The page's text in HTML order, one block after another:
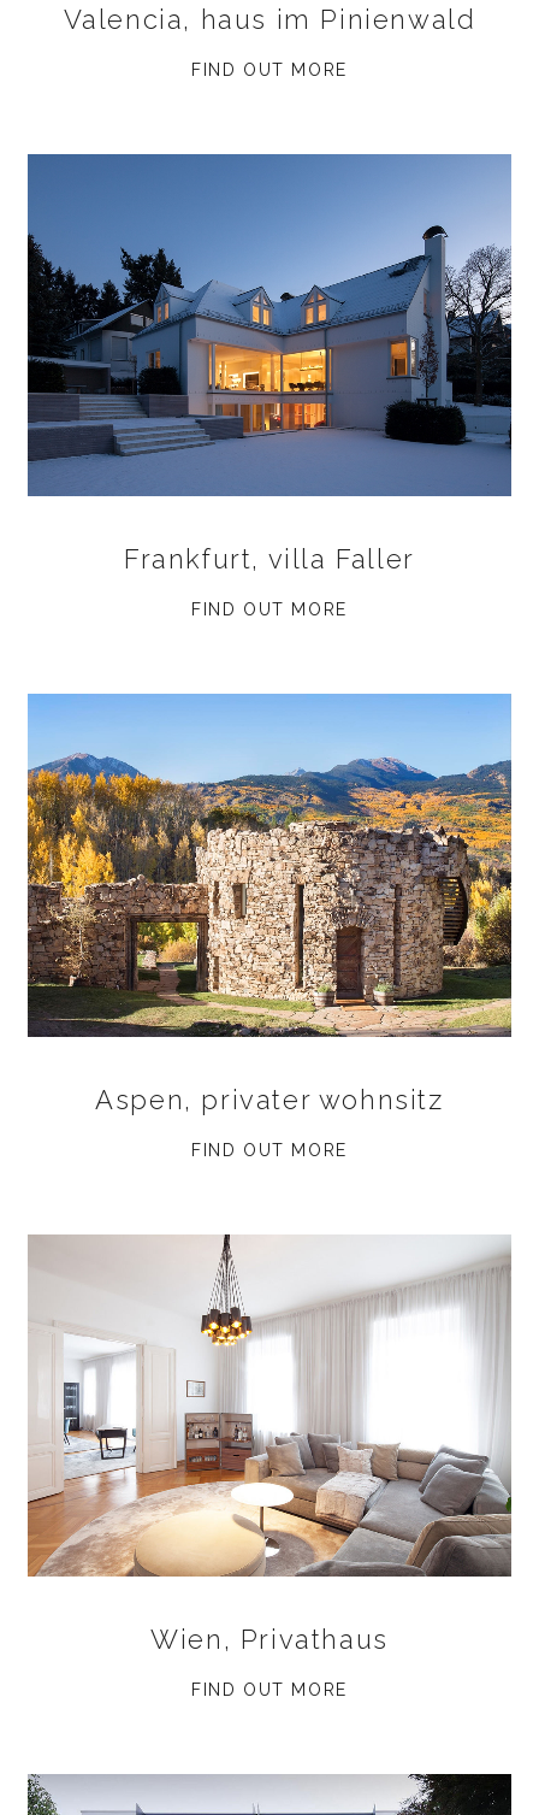
Valencia, haus im Pinienwald
FIND OUT MORE
Frankfurt, villa Faller
FIND OUT MORE
Aspen, privater wohnsitz
FIND OUT MORE
Wien, Privathaus
FIND OUT MORE